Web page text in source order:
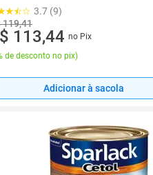
3.7 (9)
119,41
113,44 no Pix
de desconto no pix)
Adicionar à sacola